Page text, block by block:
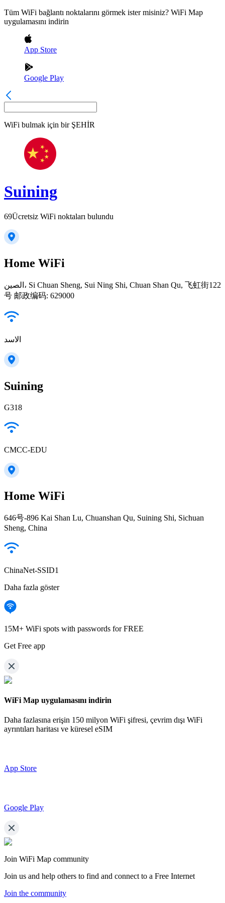
Tüm WiFi bağlantı noktalarını görmek ister misiniz? WiFi Map
uygulamasını indirin
App Store
Google Play
WiFi bulmak için bir ŞEHİR
Suining
69Ücretsiz WiFi noktaları bulundu
Home WiFi
الصين، Si Chuan Sheng, Sui Ning Shi, Chuan Shan Qu, 飞虹街122
号 邮政编码: 629000
الاسد
Suining
G318
CMCC-EDU
Home WiFi
646号-896 Kai Shan Lu, Chuanshan Qu, Suining Shi, Sichuan
Sheng, China
ChinaNet-SSID1
Daha fazla göster
15M+ WiFi spots with passwords for FREE
Get Free app
WiFi Map uygulamasını indirin
Daha fazlasına erişin 150 milyon WiFi şifresi, çevrim dışı WiFi
ayrıntıları haritası ve küresel eSIM
App Store
Google Play
Join WiFi Map community
Join us and help others to find and connect to a Free Internet
Join the community